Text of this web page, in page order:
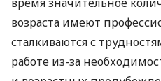
возраста имеют
сталкиваются с
работе из-за